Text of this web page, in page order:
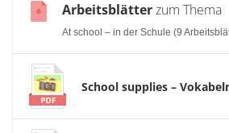
Arbeitsblätterzum Thema
At school – in der Schule (9
School supplies –